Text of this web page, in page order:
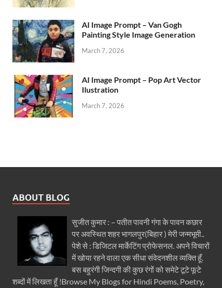
AI Image Prompt – Van Gogh
Painting Style Image Generation
March 7, 2026
AI Image Prompt – Pop Art Vector
Ilustration
March 7, 2026
ABOUT BLOG
सुजीत कुमार : – पतीत पावनी गंगा के पावन कछार
पर अवस्थित शहर भागलपुर(बिहार ) मेरी जन्मभूमी..
पेशे से : डिजिटल मार्केटिंग प्रोफेसनल. अपने विचारों
में खोया रहने वाला एक सीधा संवेदनशील व्यक्ति हूँ.
बस बहुरंगी जिन्दगी की कुछ रंगों को समेटे टूटे फूटे
शब्दों में लिखता हूँ !Browse My Blogs for Hindi Poems, Poetry,